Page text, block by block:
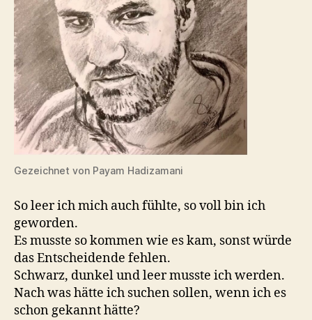
Gezeichnet von Payam Hadizamani
So leer ich mich auch fühlte, so voll bin ich
geworden.
Es musste so kommen wie es kam, sonst würde
das Entscheidende fehlen.
Schwarz, dunkel und leer musste ich werden.
Nach was hätte ich suchen sollen, wenn ich es
schon gekannt hätte?